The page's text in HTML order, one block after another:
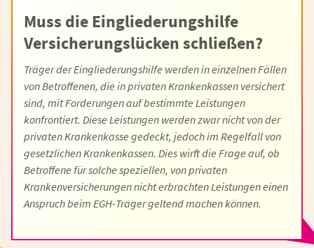
Muss die Eingliederungshilfe
Versicherungslücken schließen?
Träger der Eingliederungshilfe werden in einzelnen Fällen
von Betroffenen, die in privaten Krankenkassen versichert
sind, mit Forderungen auf bestimmte Leistungen
konfrontiert. Diese Leistungen werden zwar nicht von der
privaten Krankenkasse gedeckt, jedoch im Regelfall von
gesetzlichen Krankenkassen. Dies wirft die Frage auf, ob
Betroffene für solche speziellen, von privaten
Krankenversicherungen nicht erbrachten Leistungen einen
Anspruch beim EGH-Träger geltend machen können.